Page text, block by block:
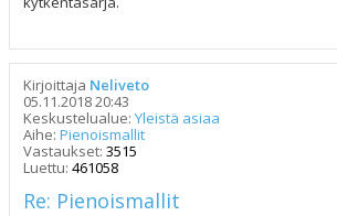
Kirjoittaja Neliveto
05.11.2018 20:43
Keskustelualue: Yleistä asiaa
Aihe: Pienoismallit
Vastaukset: 3515
Luettu: 461058
Re: Pienoismallit